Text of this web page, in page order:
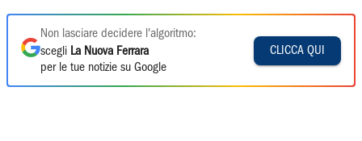
Non lasciare decidere l'algoritmo:
scegli La Nuova Ferrara
per le tue notizie su Google
CLICCA QUI